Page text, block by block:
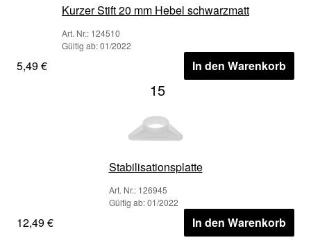
Kurzer Stift 20 mm Hebel schwarzmatt
Art. Nr.: 124510
Gültig ab: 01/2022
5,49 € In den Warenkorb
15
Stabilisationsplatte
Art. Nr.: 126945
Gültig ab: 01/2022
12,49 € In den Warenkorb